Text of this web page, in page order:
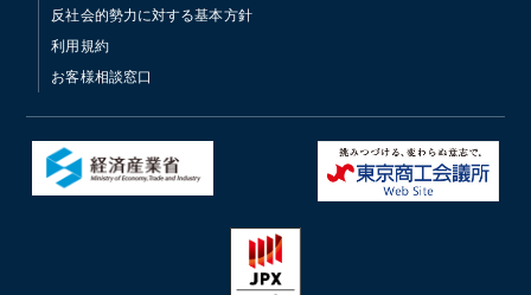
反社会的勢力に対する基本方針
利用規約
お客様相談窓口